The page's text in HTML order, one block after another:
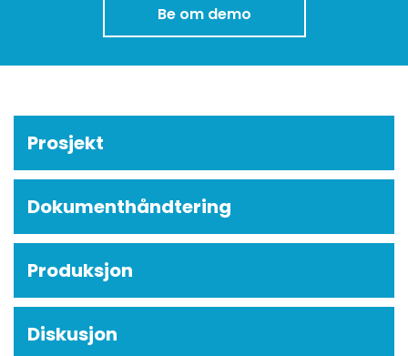
Be om demo
Prosjekt
Dokumenthåndtering
Produksjon
Diskusjon